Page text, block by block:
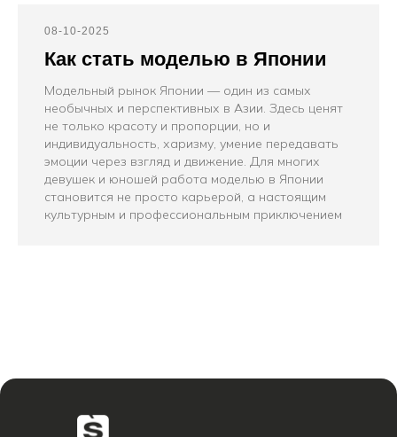
08-10-2025
Как стать моделью в Японии
Модельный рынок Японии — один из самых
необычных и перспективных в Азии. Здесь ценят
не только красоту и пропорции, но и
индивидуальность, харизму, умение передавать
эмоции через взгляд и движение. Для многих
девушек и юношей работа моделью в Японии
становится не просто карьерой, а настоящим
культурным и профессиональным приключением